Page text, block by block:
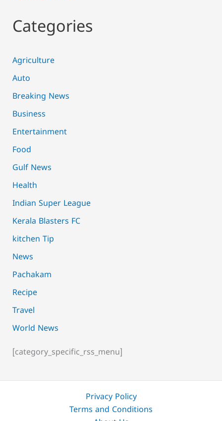
Categories
Agriculture
Auto
Breaking News
Business
Entertainment
Food
Gulf News
Health
Indian Super League
Kerala Blasters FC
kitchen Tip
News
Pachakam
Recipe
Travel
World News
[category_specific_rss_menu]
Privacy Policy
Terms and Conditions